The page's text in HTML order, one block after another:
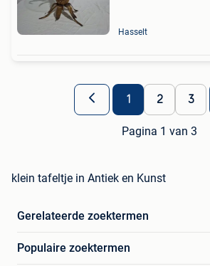
Hasselt
1 2 3
Pagina 1 van 3
klein tafeltje in Antiek en Kunst
Gerelateerde zoektermen
Populaire zoektermen